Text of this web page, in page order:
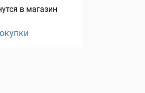
в магазин